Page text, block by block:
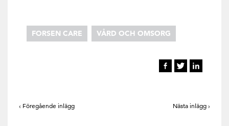
FORSEN CARE VÅRD OCH OMSORG
‹ Föregående inlägg Nästa inlägg ›